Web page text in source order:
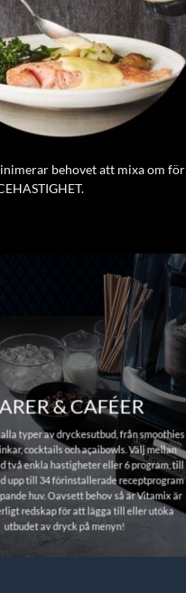
behovet att mixa om för
& CAFÉER
typer av dryckesutbud, från smoothies
cocktails och açaibowls. Välj mellan
två enkla hastigheter eller 6 program, till
upp till 34 förinstallerade receptprogram
huv. Oavsett behov så är Vitamix är
redskap för att lägga till eller utöka
utbudet av dryck på menyn!